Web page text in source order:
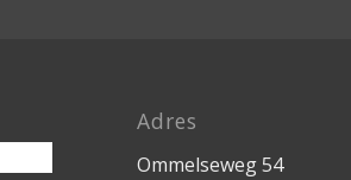
Adres
Ommelseweg 54